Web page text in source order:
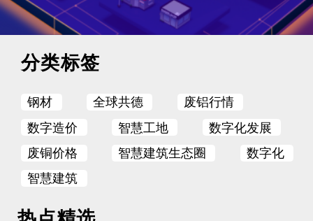
分类标签
钢材 全球共德
废铝行情
数字造价
智慧工地
数字化发展
废铜价格
智慧建筑生态圈
数字化
智慧建筑